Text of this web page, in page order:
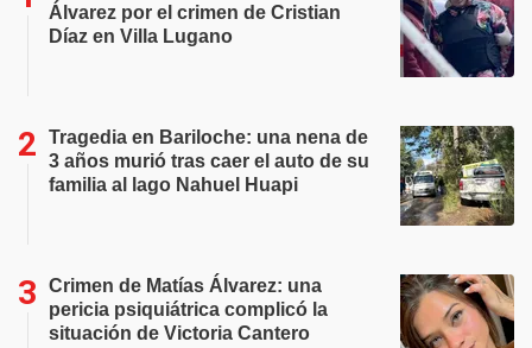
Álvarez por el crimen de Cristian
Díaz en Villa Lugano
Tragedia en Bariloche: una nena de
3 años murió tras caer el auto de su
familia al lago Nahuel Huapi
Crimen de Matías Álvarez: una
pericia psiquiátrica complicó la
situación de Victoria Cantero